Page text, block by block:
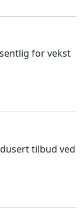
for vekst
tilbud ved